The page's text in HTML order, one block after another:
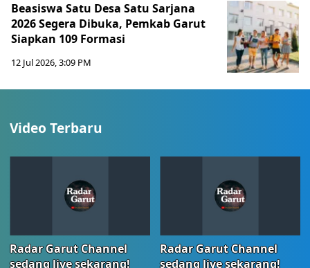
Beasiswa Satu Desa Satu Sarjana
2026 Segera Dibuka, Pemkab Garut
Siapkan 109 Formasi
12 Jul 2026, 3:09 PM
Video Terbaru
Radar Garut Channel
sedang live sekarang!
Radar Garut Channel
sedang live sekarang!